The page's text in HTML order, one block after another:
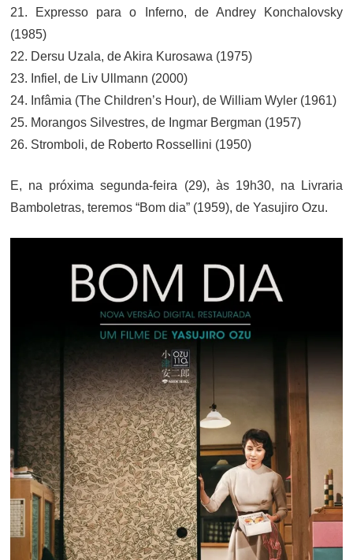
21. Expresso para o Inferno, de Andrey Konchalovsky
(1985)
22. Dersu Uzala, de Akira Kurosawa (1975)
23. Infiel, de Liv Ullmann (2000)
24. Infâmia (The Children’s Hour), de William Wyler (1961)
25. Morangos Silvestres, de Ingmar Bergman (1957)
26. Stromboli, de Roberto Rossellini (1950)
E, na próxima segunda-feira (29), às 19h30, na Livraria
Bamboletras, teremos “Bom dia” (1959), de Yasujiro Ozu.